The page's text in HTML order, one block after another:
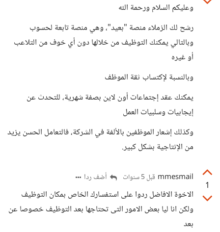
وعليكم السلام ورحمة الله
رشح لك الزملاء منصة "بعيد"، وهي منصة تابعة لحسوب
وبالتالي يمكنك التوظيف من خلالها دون أي خوف من التلاعب
أو غيره
وبالنسبة لإكتساب ثقة الموظف
يمكنك عقد إجتماعات أون لاين بصفة شهرية، للتحدث عن
إيجابيات وسلبيات العمل
وكذلك إشعار الموظفين بالألفة في الشركة، فالتعامل الحسن يزيد
من الإنتاجية بشكل كبير.
1
mmesmail قبل 5 سنوات أضف ردا
الاخوة الافاضل ردوا على استفسارك الخاص بمكان التوظيف
ولكن انا ليا بعض الامور التى تحتاجها بعد التوظيف خصوصا عن
بعد